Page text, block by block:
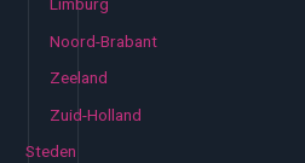
Limburg
Noord-Brabant
Zeeland
Zuid-Holland
Steden